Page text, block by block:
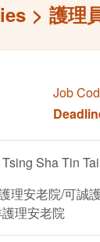
護理
Job
Sha Tin
理安老院/可誠
理安老院